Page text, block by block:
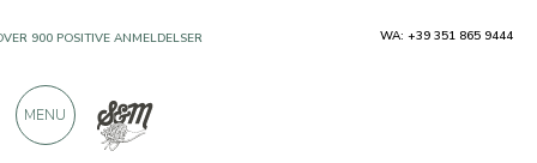
900 POSITIVE ANMELDELSER WA: +39 351 865 9444
MENU